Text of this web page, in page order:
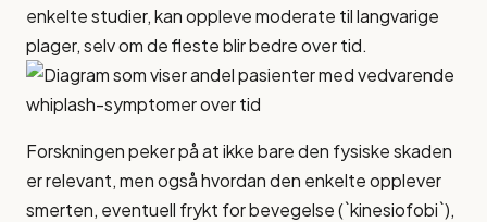
enkelte studier, kan oppleve moderate til langvarige
plager, selv om de fleste blir bedre over tid.
Forskningen peker på at ikke bare den fysiske skaden
er relevant, men også hvordan den enkelte opplever
smerten, eventuell frykt for bevegelse (`kinesiofobi`),